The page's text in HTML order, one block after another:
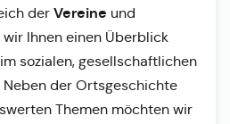
der Vereine und
Ihnen einen Überblick
sozialen, gesellschaftlichen
Neben der Ortsgeschichte
Themen möchten wir